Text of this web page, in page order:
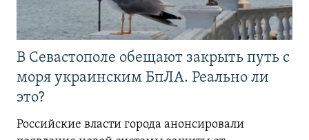
В Севастополе обещают закрыть путь с
моря украинским БпЛА. Реально ли
это?
Российские власти города анонсировали